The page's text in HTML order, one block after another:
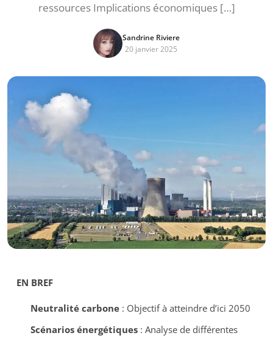
ressources Implications économiques […]
Sandrine Riviere
20 janvier 2025
EN BREF
Neutralité carbone: Objectif à atteindre d’ici 2050
Scénarios énergétiques: Analyse de différentes